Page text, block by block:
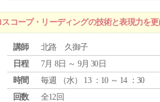
コープ・リーディングの技術と表現力を
講師
北路 久御子
日程
7月 8日 ～ 9月 30日
時間
毎週 （水） 13 ：10 ～ 14 ：30
回数
全12回